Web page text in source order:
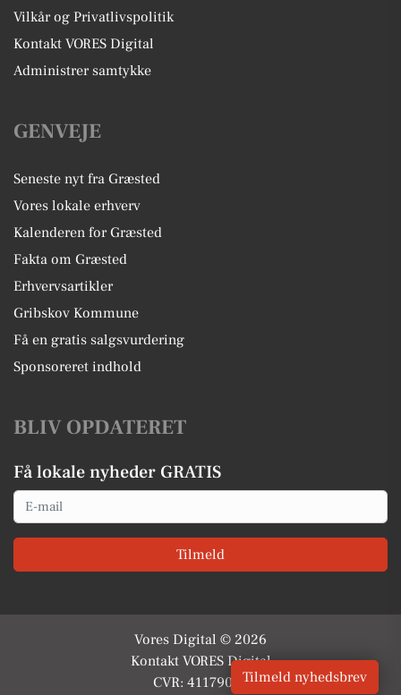
Vilkår og Privatlivspolitik
Kontakt VORES Digital
Administrer samtykke
GENVEJE
Seneste nyt fra Græsted
Vores lokale erhverv
Kalenderen for Græsted
Fakta om Græsted
Erhvervsartikler
Gribskov Kommune
Få en gratis salgsvurdering
Sponsoreret indhold
BLIV OPDATERET
Få lokale nyheder GRATIS
Email
Tilmeld
Vores Digital © 2026
Kontakt VORES Digital
CVR: 41179082Tilmeld nyhedsbrev